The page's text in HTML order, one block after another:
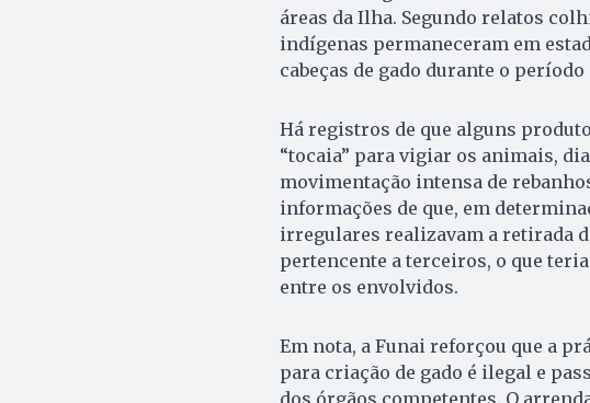
áreas da Ilha. Segundo relatos
indígenas permaneceram em
cabeças de gado durante o
Há registros de que alguns
“tocaia” para vigiar os animais,
movimentação intensa de
informações de que, em
irregulares realizavam a retirada
pertencente a terceiros, o que
entre os envolvidos.
Em nota, a Funai reforçou que a
para criação de gado é ilegal e
dos órgãos competentes. O